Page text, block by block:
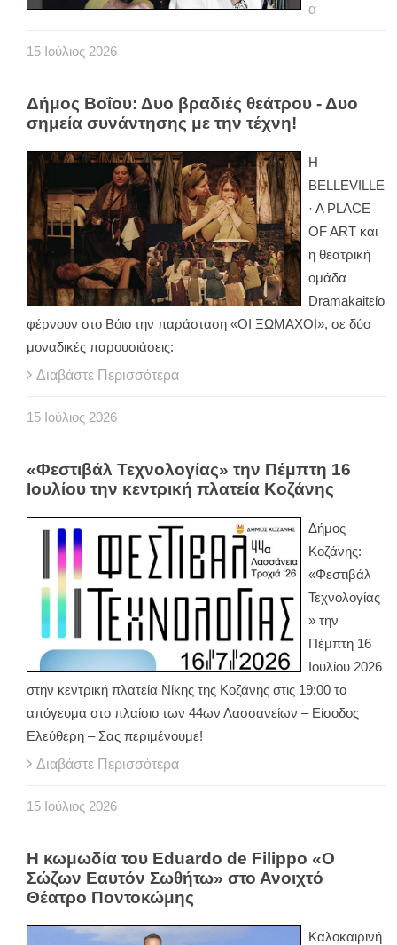
α
15 Ιούλιος 2026
Δήμος Βοΐου: Δυο βραδιές θεάτρου - Δυο
σημεία συνάντησης με την τέχνη!
Η
BELLEVILLE
· A PLACE
OF ART και
η θεατρική
ομάδα
Dramakaitείο
φέρνουν στο Βόιο την παράσταση «ΟΙ ΞΩΜΑΧΟΙ», σε δύο
μοναδικές παρουσιάσεις:
Διαβάστε Περισσότερα
15 Ιούλιος 2026
«Φεστιβάλ Τεχνολογίας» την Πέμπτη 16
Ιουλίου την κεντρική πλατεία Κοζάνης
Δήμος
Κοζάνης:
«Φεστιβάλ
Τεχνολογίας
» την
Πέμπτη 16
Ιουλίου 2026
στην κεντρική πλατεία Νίκης της Κοζάνης στις 19:00 το
απόγευμα στο πλαίσιο των 44ων Λασσανείων – Είσοδος
Ελεύθερη – Σας περιμένουμε!
Διαβάστε Περισσότερα
15 Ιούλιος 2026
H κωμωδία του Eduardo de Filippo «Ο
Σώζων Εαυτόν Σωθήτω» στο Ανοιχτό
Θέατρο Ποντοκώμης
Καλοκαιρινή